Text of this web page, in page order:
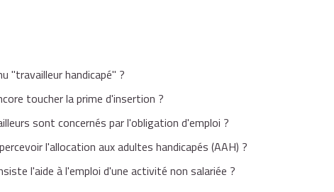
"travailleur handicapé" ?
toucher la prime d'insertion ?
sont concernés par l'obligation d'emploi ?
l'allocation aux adultes handicapés (AAH) ?
l'aide à l'emploi d'une activité non salariée ?